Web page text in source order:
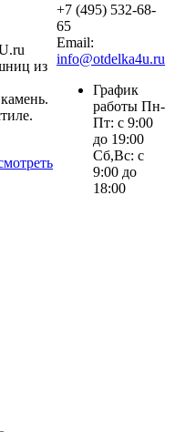
из
+7 (495) 532-68-
65
Email:
info@otdelka4u.ru
График
работы Пн-
Пт: с 9:00
до 19:00
Сб,Вс: с
9:00 до
18:00